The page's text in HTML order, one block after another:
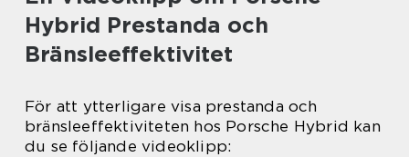
Hybrid Prestanda och
Bränsleeffektivitet
För att ytterligare visa prestanda och
bränsleeffektiviteten hos Porsche Hybrid kan
du se följande videoklipp: